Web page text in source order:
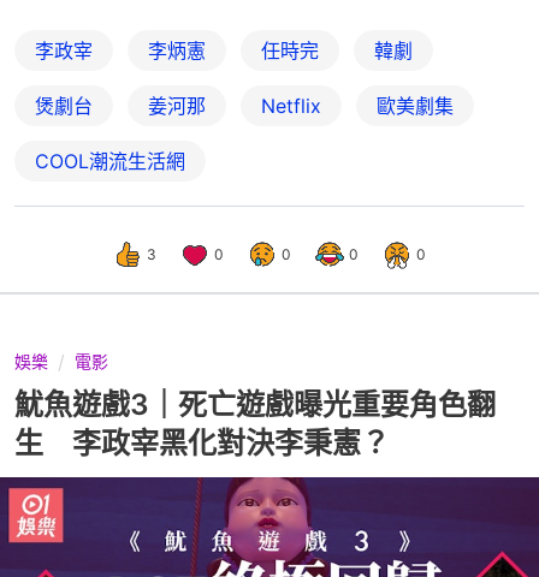
李政宰 李炳憲 任時完 韓劇
煲劇台 姜河那 Netflix 歐美劇集
COOL潮流生活網
3 0 0 0 0
娛樂 電影
魷魚遊戲3｜死亡遊戲曝光重要角色翻
生 李政宰黑化對決李秉憲？